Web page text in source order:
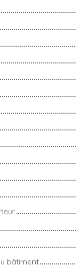
bâtiment